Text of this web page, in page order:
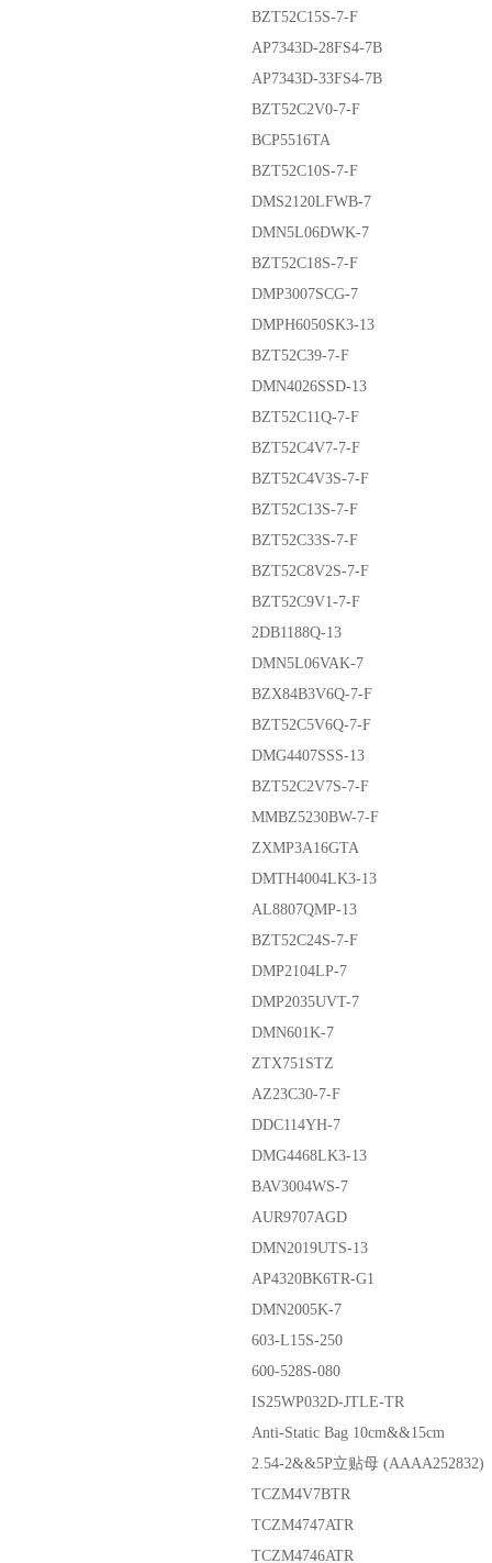
BZT52C15S-7-F
AP7343D-28FS4-7B
AP7343D-33FS4-7B
BZT52C2V0-7-F
BCP5516TA
BZT52C10S-7-F
DMS2120LFWB-7
DMN5L06DWK-7
BZT52C18S-7-F
DMP3007SCG-7
DMPH6050SK3-13
BZT52C39-7-F
DMN4026SSD-13
BZT52C11Q-7-F
BZT52C4V7-7-F
BZT52C4V3S-7-F
BZT52C13S-7-F
BZT52C33S-7-F
BZT52C8V2S-7-F
BZT52C9V1-7-F
2DB1188Q-13
DMN5L06VAK-7
BZX84B3V6Q-7-F
BZT52C5V6Q-7-F
DMG4407SSS-13
BZT52C2V7S-7-F
MMBZ5230BW-7-F
ZXMP3A16GTA
DMTH4004LK3-13
AL8807QMP-13
BZT52C24S-7-F
DMP2104LP-7
DMP2035UVT-7
DMN601K-7
ZTX751STZ
AZ23C30-7-F
DDC114YH-7
DMG4468LK3-13
BAV3004WS-7
AUR9707AGD
DMN2019UTS-13
AP4320BK6TR-G1
DMN2005K-7
603-L15S-250
600-528S-080
IS25WP032D-JTLE-TR
Anti-Static Bag 10cm&&15cm
2.54-2&&5P立贴母 (AAAA252832)
TCZM4V7BTR
TCZM4747ATR
TCZM4746ATR